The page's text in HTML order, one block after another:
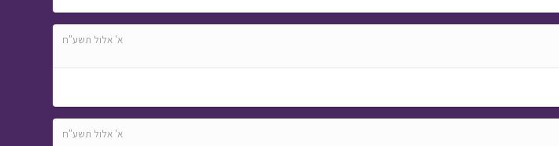
א' אלול תשע"ח
א' אלול תשע"ח